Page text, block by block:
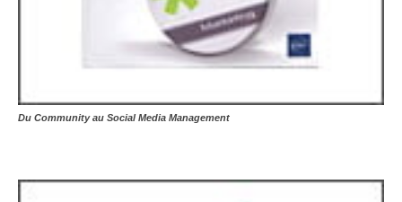
Du Community au Social Media Management